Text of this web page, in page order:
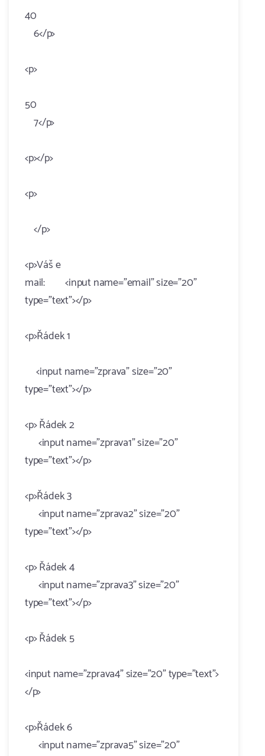
40
6</p>
<p>
50
7</p>
<p></p>
<p>
</p>
<p>Váš e
mail: <input name="email" size="20"
type="text"></p>
<p>Řádek 1
<input name="zprava" size="20"
type="text"></p>
<p> Řádek 2
<input name="zprava1" size="20"
type="text"></p>
<p>Řádek 3
<input name="zprava2" size="20"
type="text"></p>
<p> Řádek 4
<input name="zprava3" size="20"
type="text"></p>
<p> Řádek 5
<input name="zprava4" size="20" type="text">
</p>
<p>Řádek 6
<input name="zprava5" size="20"